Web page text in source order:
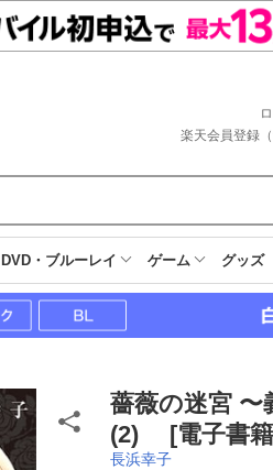
楽天会員登録（
DVD・ブルーレイ ゲーム グッズ
薔薇の迷宮 〜
(2) [電子書
長浜幸子